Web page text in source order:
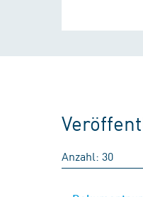
Anzahl: 30